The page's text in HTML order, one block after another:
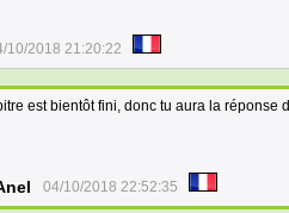
10/2018 21:20:22
est bientôt fini, donc tu aura la réponse
04/10/2018 22:52:35